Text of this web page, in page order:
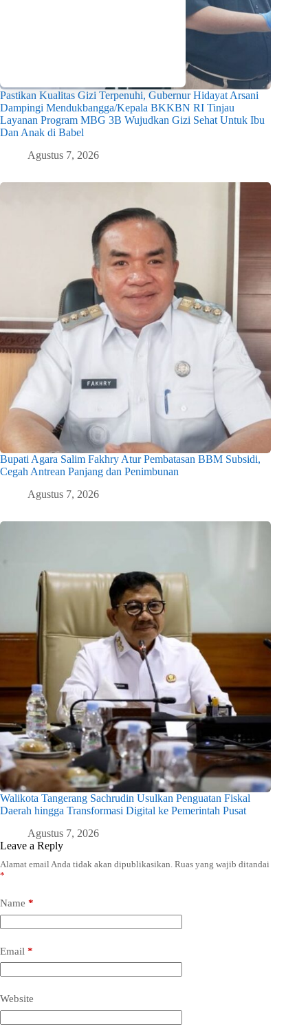
Pastikan Kualitas Gizi Terpenuhi, Gubernur Hidayat Arsani
Dampingi Mendukbangga/Kepala BKKBN RI Tinjau
Layanan Program MBG 3B Wujudkan Gizi Sehat Untuk Ibu
Dan Anak di Babel
Agustus 7, 2026
Bupati Agara Salim Fakhry Atur Pembatasan BBM Subsidi,
Cegah Antrean Panjang dan Penimbunan
Agustus 7, 2026
Walikota Tangerang Sachrudin Usulkan Penguatan Fiskal
Daerah hingga Transformasi Digital ke Pemerintah Pusat
Agustus 7, 2026
Leave a Reply
Alamat email Anda tidak akan dipublikasikan. Ruas yang wajib ditandai
*
Name *
Email *
Website